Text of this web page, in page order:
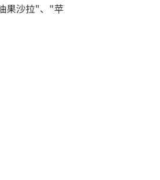
果沙拉"、"苹